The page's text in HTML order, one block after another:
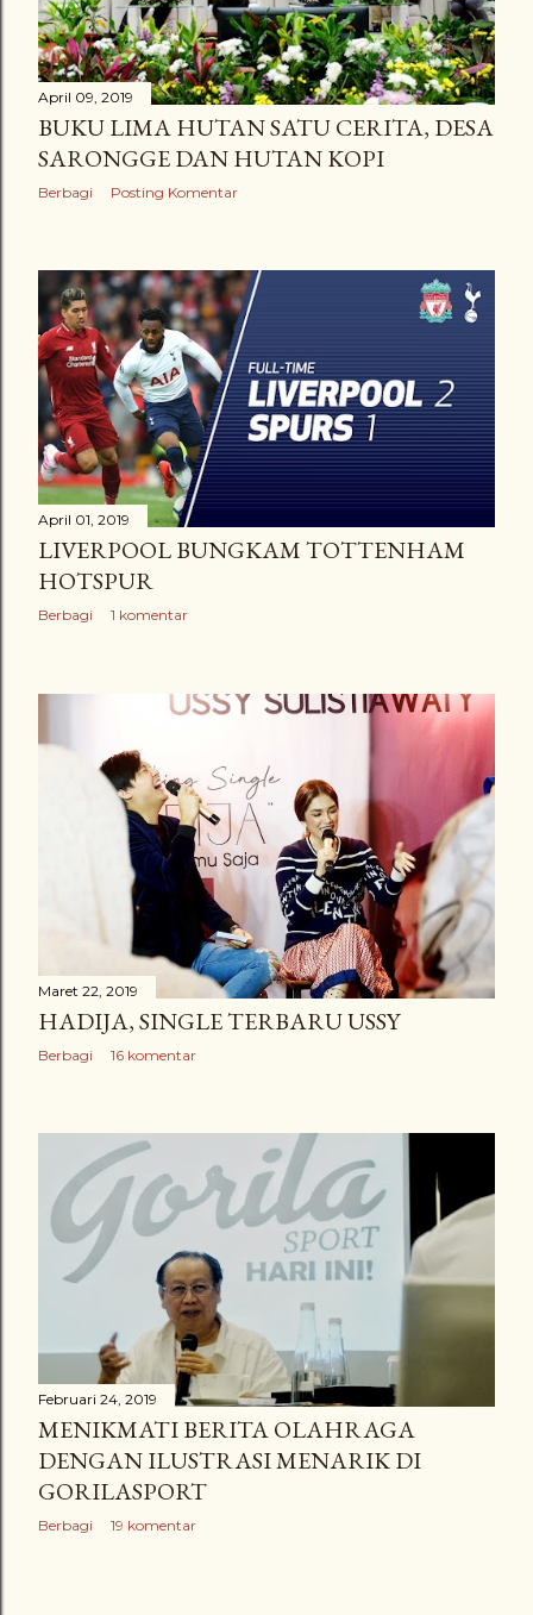
April 09, 2019
BUKU LIMA HUTAN SATU CERITA, DESA
SARONGGE DAN HUTAN KOPI
Berbagi Posting Komentar
April 01, 2019
LIVERPOOL BUNGKAM TOTTENHAM
HOTSPUR
Berbagi 1 komentar
Maret 22, 2019
HADIJA, SINGLE TERBARU USSY
Berbagi 16 komentar
Februari 24, 2019
MENIKMATI BERITA OLAHRAGA
DENGAN ILUSTRASI MENARIK DI
GORILASPORT
Berbagi 19 komentar